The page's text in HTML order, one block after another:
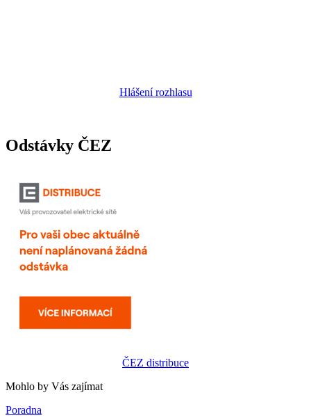
Hlášení rozhlasu
Odstávky ČEZ
ČEZ distribuce
Mohlo by Vás zajímat
Poradna